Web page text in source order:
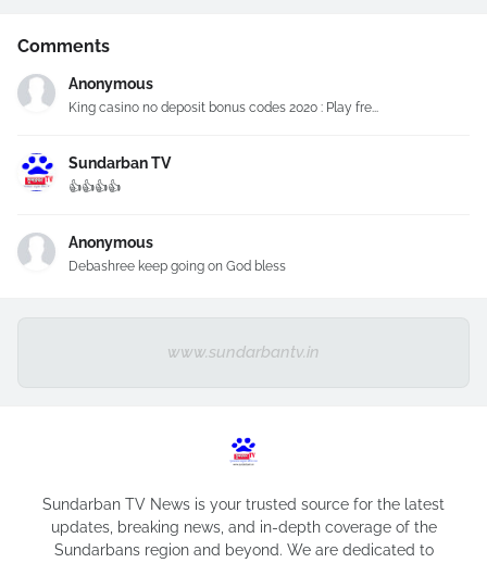
Comments
Anonymous
King casino no deposit bonus codes 2020 : Play fre...
Sundarban TV
👍👍👍👍
Anonymous
Debashree keep going on God bless
www.sundarbantv.in
Sundarban TV News is your trusted source for the latest
updates, breaking news, and in-depth coverage of the
Sundarbans region and beyond. We are dedicated to